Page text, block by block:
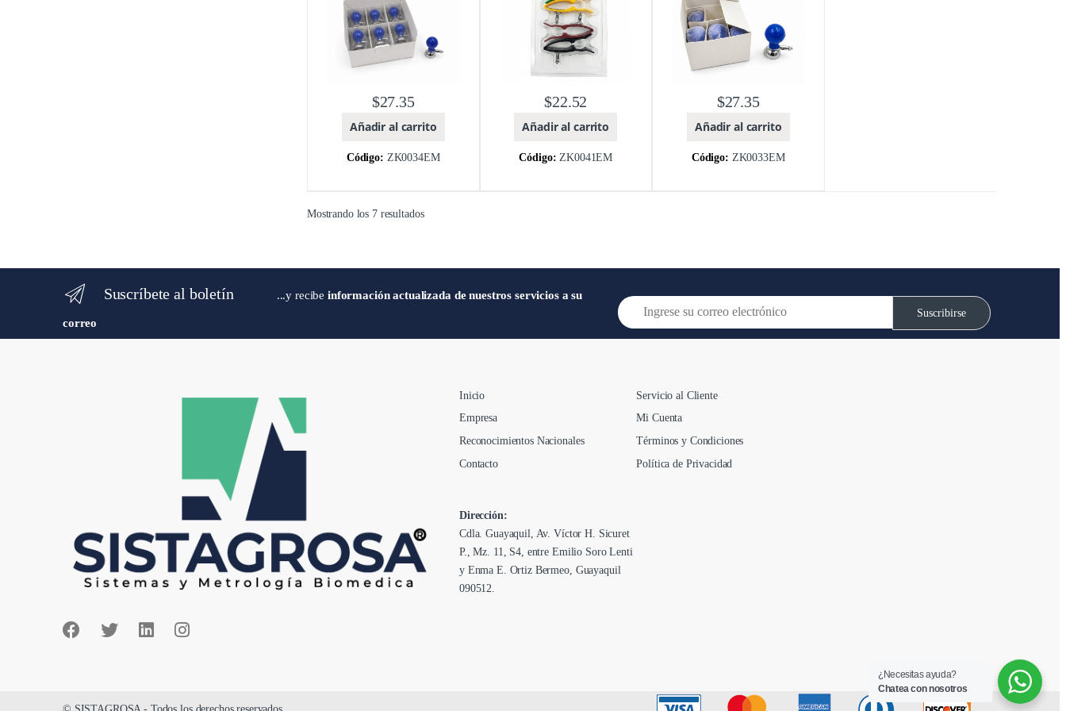
$27.35
Añadir al carrito
Código: ZK0034EM
$22.52
Añadir al carrito
Código: ZK0041EM
$27.35
Añadir al carrito
Código: ZK0033EM
Mostrando los 7 resultados
Suscríbete al boletín ...y recibe información actualizada de nuestros servicios a su
correo
E
m
Suscribirse
Inicio
Empresa
Reconocimientos Nacionales
Contacto
Servicio al Cliente
Mi Cuenta
Términos y Condiciones
Política de Privacidad
Dirección:
Cdla. Guayaquil, Av. Víctor H. Sicuret
P., Mz. 11, S4, entre Emilio Soro Lenti
y Enma E. Ortiz Bermeo, Guayaquil
090512.
¿Necesitas ayuda?
Chatea con nosotros